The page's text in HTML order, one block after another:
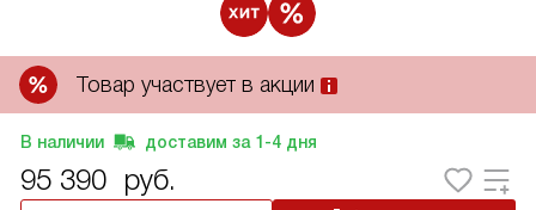
Товар участвует в акции
В наличии доставим за 1-4 дня
95 390 руб.